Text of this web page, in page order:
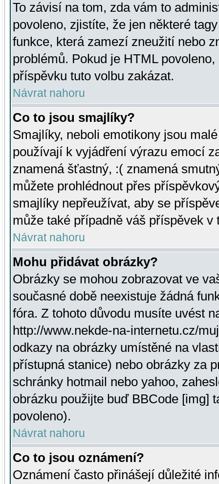
To závisí na tom, zda vám to
povoleno, zjistíte, že jen některé
funkce, která zamezí zneužití nebo
problémů. Pokud je HTML
příspěvku tuto volbu zakázat.
Návrat nahoru
Co to jsou smajlíky?
Smajlíky, neboli emotikony jsou
používají k vyjádření výrazu emocí
znamená šťastný, :( znamená
můžete prohlédnout přes
smajlíky nepřeužívat, aby se
může také případně váš příspěvek v
Návrat nahoru
Mohu přidávat obrázky?
Obrázky se mohou zobrazovat ve
současné době neexistuje žádná
fóra. Z tohoto důvodu musíte uvést
http://www.nekde-na-internetu.cz/
odkazy na obrázky umístěné na
přístupná stanice) nebo obrázky za
schránky hotmail nebo yahoo,
obrázku použijte buď BBCode [img]
povoleno).
Návrat nahoru
Co to jsou oznámení?
Oznámení často přinášejí důležité